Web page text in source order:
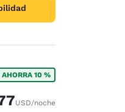
10 %
tachado:
con descuento:
USD/noche